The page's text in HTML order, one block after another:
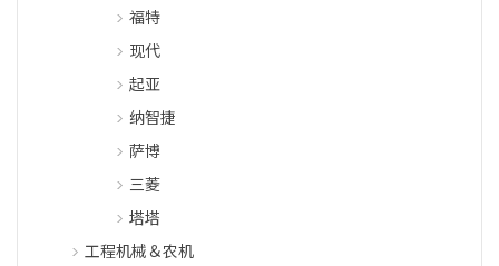
福特
现代
起亚
纳智捷
萨博
三菱
塔塔
工程机械＆农机